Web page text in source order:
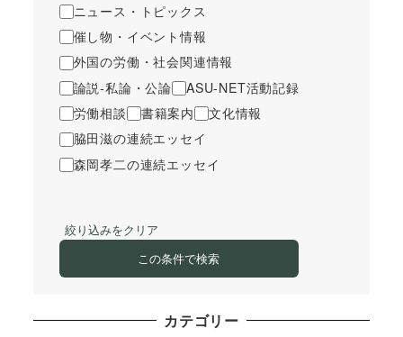
ニュース・トピックス
催し物・イベント情報
外国の労働・社会関連情報
論説-私論・公論
ASU-NET活動記録
労働相談
書籍案内
文化情報
脇田滋の連続エッセイ
森岡孝二の連続エッセイ
絞り込みをクリア
この条件で検索
カテゴリー